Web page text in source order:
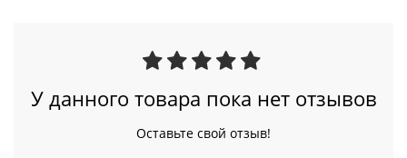
У данного товара пока нет отзывов
Оставьте свой отзыв!